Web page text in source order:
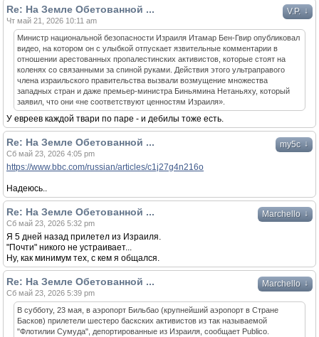
V.P. ↓
Re: На Земле Обетованной ...
Чт май 21, 2026 10:11 am
Министр национальной безопасности Израиля Итамар Бен-Гвир опубликовал
видео, на котором он с улыбкой отпускает язвительные комментарии в
отношении арестованных пропалестинских активистов, которые стоят на
коленях со связанными за спиной руками. Действия этого ультраправого
члена израильского правительства вызвали возмущение множества
западных стран и даже премьер-министра Биньямина Нетаньяху, который
заявил, что они «не соответствуют ценностям Израиля».
У евреев каждой твари по паре - и дебилы тоже есть.
my5c ↓
Re: На Земле Обетованной ...
Сб май 23, 2026 4:05 pm
https://www.bbc.com/russian/articles/c1j27g4n216o
Надеюсь..
Marchello ↓
Re: На Земле Обетованной ...
Сб май 23, 2026 5:32 pm
Я 5 дней назад прилетел из Израиля.
"Почти" никого не устраивает...
Ну, как минимум тех, с кем я общался.
Marchello ↓
Re: На Земле Обетованной ...
Сб май 23, 2026 5:39 pm
В субботу, 23 мая, в аэропорт Бильбао (крупнейший аэропорт в Стране
Басков) прилетели шестеро баскских активистов из так называемой
"Флотилии Сумуда", депортированные из Израиля, сообщает Publico.